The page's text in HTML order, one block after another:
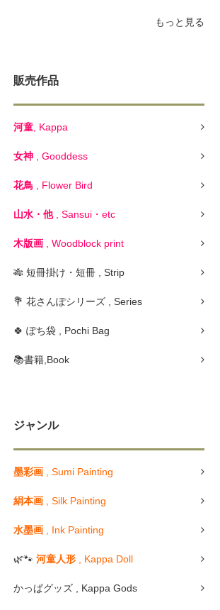
もっと見る
販売作品
河童, Kappa
女神 , Gooddess
花鳥 , Flower Bird
山水・他, Sansui・etc
木版画 , Woodblock print
🎋 短冊掛け・短冊 , Strip
💐 花さんぽシリーズ , Series
🍀 ぽち袋 , Pochi Bag
📚書籍,Book
ジャンル
墨彩画 , Sumi Painting
絹本画 , Silk Painting
水墨画 , Ink Painting
🌿🐾 河童人形 , Kappa Doll
かっぱグッズ , Kappa Gods